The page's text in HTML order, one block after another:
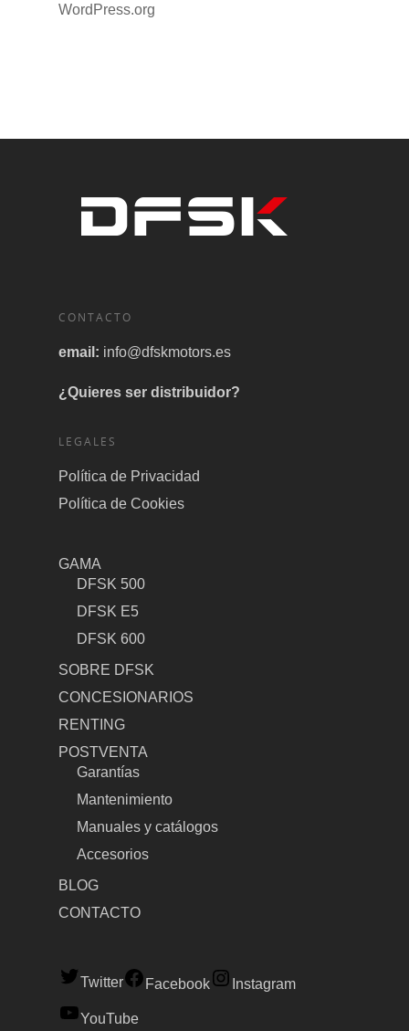
WordPress.org
CONTACTO
email: info@dfskmotors.es
¿Quieres ser distribuidor?
LEGALES
Política de Privacidad
Política de Cookies
GAMA
DFSK 500
DFSK E5
DFSK 600
SOBRE DFSK
CONCESIONARIOS
RENTING
POSTVENTA
Garantías
Mantenimiento
Manuales y catálogos
Accesorios
BLOG
CONTACTO
Twitter Facebook Instagram
YouTube